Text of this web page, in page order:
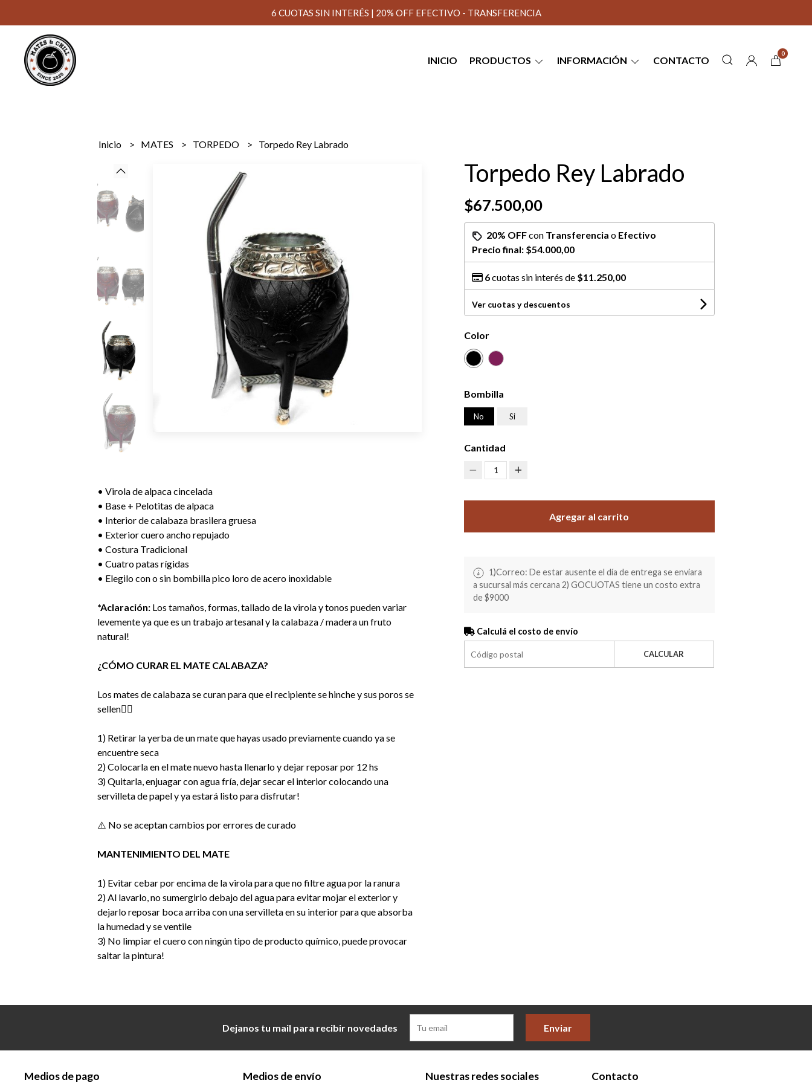
6 CUOTAS SIN INTERÉS | 20% OFF EFECTIVO - TRANSFERENCIA
INICIO PRODUCTOS INFORMACIÓN CONTACTO
0
Inicio MATES TORPEDO Torpedo Rey Labrado
• Virola de alpaca cincelada
• Base + Pelotitas de alpaca
• Interior de calabaza brasilera gruesa
• Exterior cuero ancho repujado
• Costura Tradicional
• Cuatro patas rígidas
• Elegilo con o sin bombilla pico loro de acero inoxidable
*Aclaración: Los tamaños, formas, tallado de la virola y tonos pueden variar
levemente ya que es un trabajo artesanal y la calabaza / madera un fruto
natural!
¿CÓMO CURAR EL MATE CALABAZA?
Los mates de calabaza se curan para que el recipiente se hinche y sus poros se
sellen👇🏻
1) Retirar la yerba de un mate que hayas usado previamente cuando ya se
encuentre seca
2) Colocarla en el mate nuevo hasta llenarlo y dejar reposar por 12 hs
3) Quitarla, enjuagar con agua fría, dejar secar el interior colocando una
servilleta de papel y ya estará listo para disfrutar!
⚠️ No se aceptan cambios por errores de curado
MANTENIMIENTO DEL MATE
1) Evitar cebar por encima de la virola para que no filtre agua por la ranura
2) Al lavarlo, no sumergirlo debajo del agua para evitar mojar el exterior y
dejarlo reposar boca arriba con una servilleta en su interior para que absorba
la humedad y se ventile
3) No limpiar el cuero con ningún tipo de producto químico, puede provocar
saltar la pintura!
Torpedo Rey Labrado
$67.500,00
20% OFFcon Transferencia o Efectivo
Precio final: $54.000,00
6cuotas sin interés de $11.250,00
Ver cuotas y descuentos
Color
Bombilla
No Si
Cantidad
1
Agregar al carrito
1)Correo: De estar ausente el día de entrega se enviara
a sucursal más cercana 2) GOCUOTAS tiene un costo extra
de $9000
Calculá el costo de envío
CALCULAR
Dejanos tu mail para recibir novedades Enviar
Medios de pago Medios de envío Nuestras redes sociales Contacto